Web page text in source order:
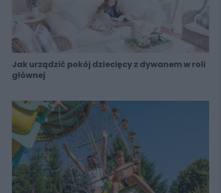
Jak urządzić pokój dziecięcy z dywanem w roli
głównej